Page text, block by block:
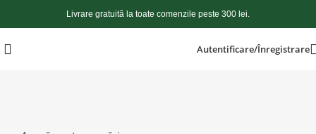
Livrare gratuită la toate comenzile peste 300 lei.
Autentificare/Înregistrare